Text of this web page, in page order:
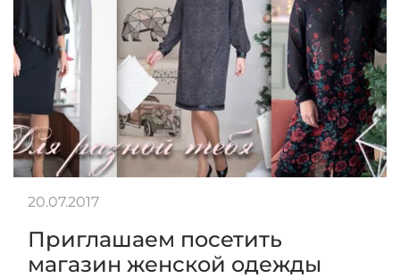
Приглашаем посетить
магазин женской одежды
20.07.2017